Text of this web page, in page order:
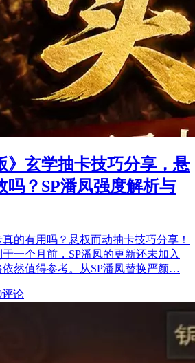
》玄学抽卡技巧分享，悬
吗？SP潘凤强度解析与
的有用吗？悬权而动抽卡技巧分享！
一个月前，SP潘凤的更新还未加入
然值得参考。从SP潘凤替换严颜…
评论